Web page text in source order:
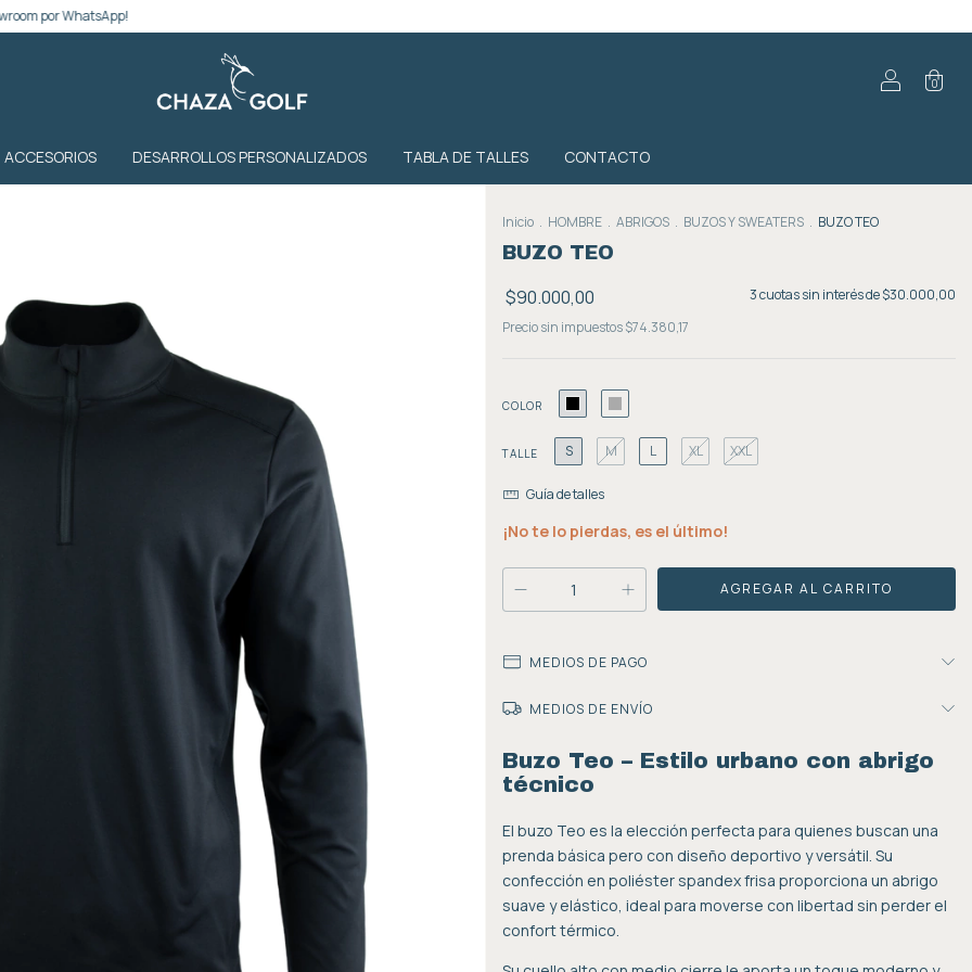
0
ACCESORIOS DESARROLLOS PERSONALIZADOS TABLA DE TALLES CONTACTO
Inicio . HOMBRE . ABRIGOS . BUZOS Y SWEATERS . BUZO TEO
BUZO TEO
$90.000,00 3cuotas sin interés de$30.000,00
Precio sin impuestos$74.380,17
COLOR
TALLE S M L XL XXL
Guía de talles
¡No te lo pierdas, es el último!
MEDIOS DE PAGO
MEDIOS DE ENVÍO
Buzo Teo – Estilo urbano con abrigo
técnico
El buzo Teo es la elección perfecta para quienes buscan una
prenda básica pero con diseño deportivo y versátil. Su
confección en poliéster spandex frisa proporciona un abrigo
suave y elástico, ideal para moverse con libertad sin perder el
confort térmico.